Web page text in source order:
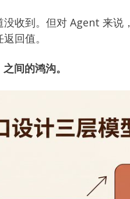
收到。但对 Agent 来说，
回值。
间的鸿沟。